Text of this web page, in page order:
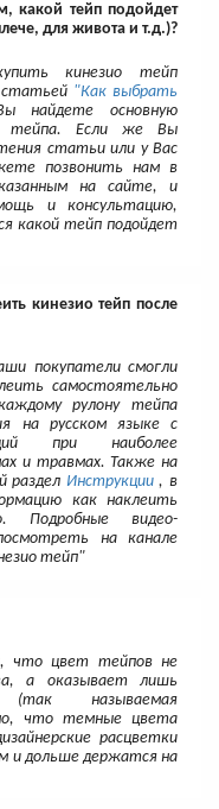
какой тейп подойдет
для живота и т.д.)?
кинезио тейп
статьей "Как выбрать
основную
тейпа. Если же Вы
статьи или у Вас
позвонить нам в
на сайте, и
и консультацию,
какой тейп подойдет
кинезио тейп после
покупатели смогли
самостоятельно
рулону тейпа
на русском языке с
при наиболее
и травмах. Также на
раздел Инструкции, в
как наклеить
Подробные видео-
на канале
тейп"
что цвет тейпов не
а оказывает лишь
(так называемая
что темные цвета
расцветки
и дольше держатся на